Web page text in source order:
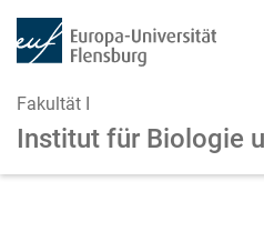
Fakultät I
Institut für Biologie